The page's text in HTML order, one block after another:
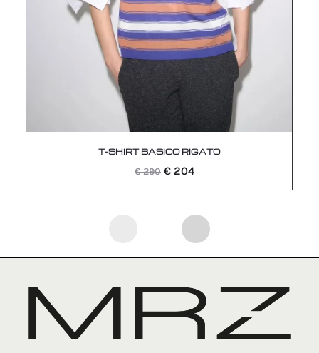
T-SHIRT BASICO RIGATO
€290 Il
originale
era:
€ 290.
€ 204Il
attuale
€ 204.